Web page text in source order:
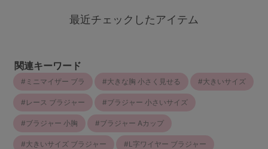
最近チェックしたアイテム
関連キーワード
ミニマイザー ブラ 大きな胸 小さく見せる 大きいサイズ
レース ブラジャー ブラジャー 小さいサイズ
ブラジャー 小胸 ブラジャー Aカップ
大きいサイズ ブラジャー L字ワイヤー ブラジャー